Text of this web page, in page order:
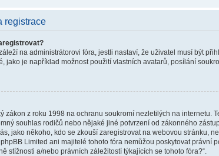
registrace
na administrátorovi fóra, jestli nastaví, že uživatel musí být
jako je například možnost použití vlastních avatarů, posílání
zákon z roku 1998 na ochranu soukromí nezletilých na
souhlas rodičů nebo nějaké jiné potvrzení od zákonného
jako někoho, kdo se zkouší zaregistrovat na webovou stránku,
Limited ani majitelé tohoto fóra nemůžou poskytovat právní
stížnosti a/nebo právních záležitostí týkajících se tohoto fóra?“.